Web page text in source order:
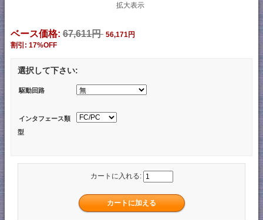
拡大表示
ベース価格: 67,611円 56,171円
割引: 17%OFF
選択して下さい:
駆動回路
インタフェース類
型
カートに入れる: